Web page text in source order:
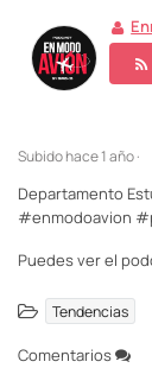
Subidohace 1 año ·
Departamento
#enmodoavion
Puedes ver el
Tendencias
Comentarios